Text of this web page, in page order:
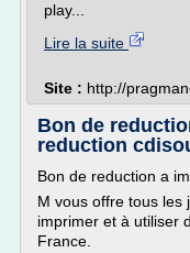
play...
Lire la suite
Site : http://
Bon de
reduction
Bon de reduction a
M vous offre tous les
imprimer et à utiliser
France.